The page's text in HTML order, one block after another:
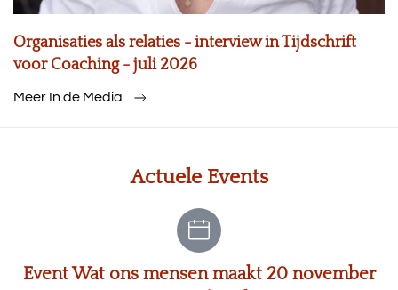
Organisaties als relaties - interview in Tijdschrift
voor Coaching - juli 2026
Meer In de Media
Actuele Events
Event Wat ons mensen maakt 20 november